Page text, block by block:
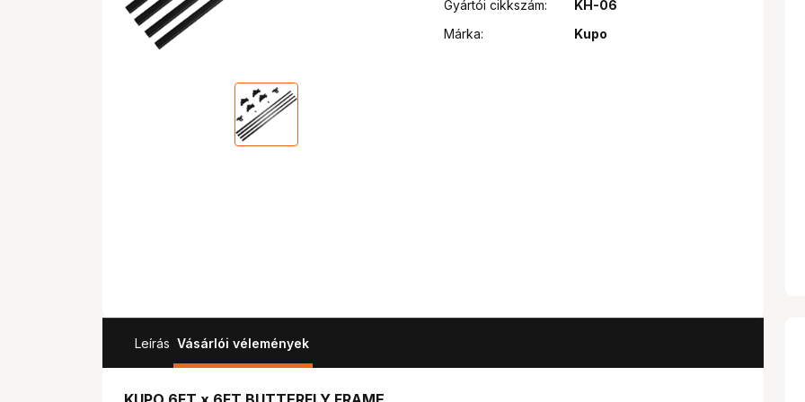
Gyártói cikkszám:
KH-06
Márka:
Kupo
Leírás Vásárlói vélemények